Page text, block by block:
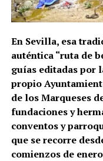
En Sevilla, esa
auténtica “ruta de
guías editadas por
propio
de los Marqueses
fundaciones y
conventos y
que se recorre
comienzos de